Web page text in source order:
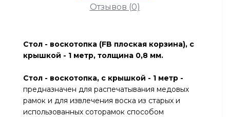
Отзывов (0)
Стол - воскотопка (FB плоская корзина), с
крышкой - 1 метр, толщина 0,8 мм.
Стол - воскотопка, с крышкой - 1 метр -
предназначен для распечатывания медовых
рамок и для извлечения воска из старых и
использованных соторамок способом